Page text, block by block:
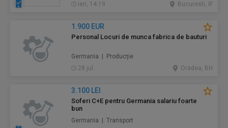
ieri, 14:19
Bucuresti, IF
1.900 EUR
Personal Locuri de munca fabrica de bauturi
Germania | Producție
28 jul.
Oradea, BH
3.100 LEI
Soferi C+E pentru Germania salariu foarte
bun
Germania | Transport